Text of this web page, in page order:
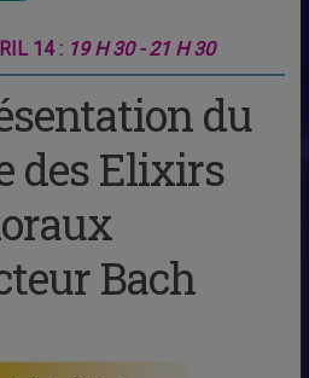
14 : 19 H 30 - 21 H 30
du
des Elixirs
Bach